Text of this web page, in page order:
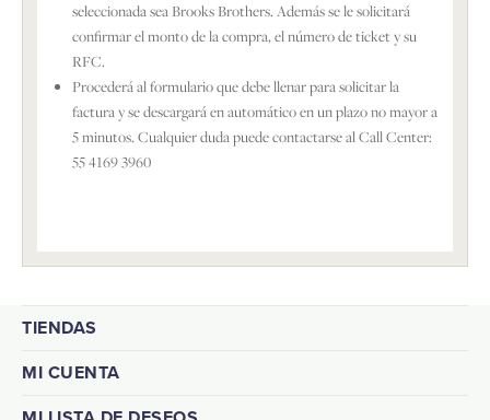
seleccionada sea Brooks Brothers. Además se le solicitará
confirmar el monto de la compra, el número de ticket y su
RFC.
Procederá al formulario que debe llenar para solicitar la
factura y se descargará en automático en un plazo no mayor a
5 minutos. Cualquier duda puede contactarse al Call Center:
55 4169 3960
TIENDAS
MI CUENTA